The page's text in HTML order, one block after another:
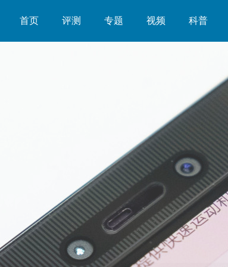
首页 评测 专题 视频 科普